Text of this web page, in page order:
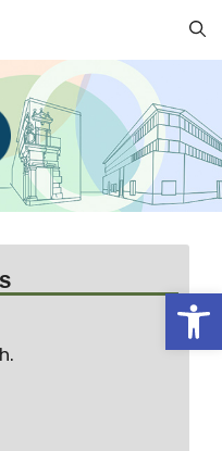
Abrir